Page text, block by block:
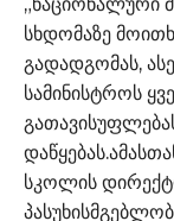
სხდომაზე
გადადგომას,
სამინისტროს
სკოლის